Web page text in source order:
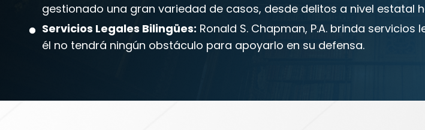
gestionado una gran variedad de casos, desde delitos a nivel
Servicios Legales Bilingües: Ronald S. Chapman, P.A. brinda
él no tendrá ningún obstáculo para apoyarlo en su defensa.